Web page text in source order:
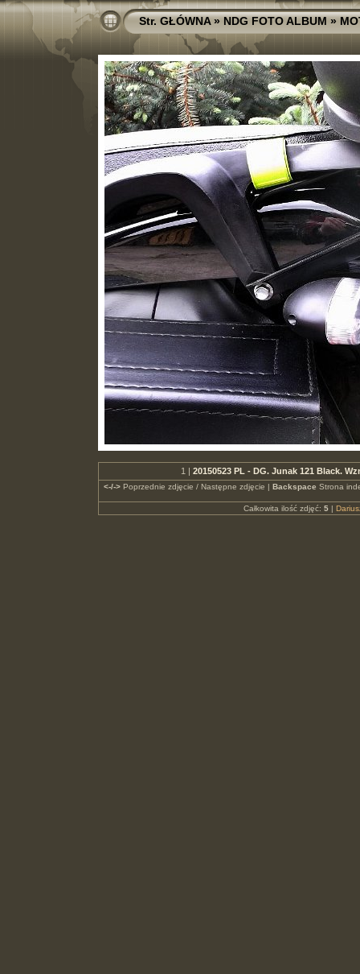
Str. GŁÓWNA»NDG FOTO ALBUM»
1 | 20150523 PL - DG. Junak 121 Black.
<-/->Poprzednie zdjęcie / Następne zdjęcie | Backspace Strona
Całkowita ilość zdjęć: 5|